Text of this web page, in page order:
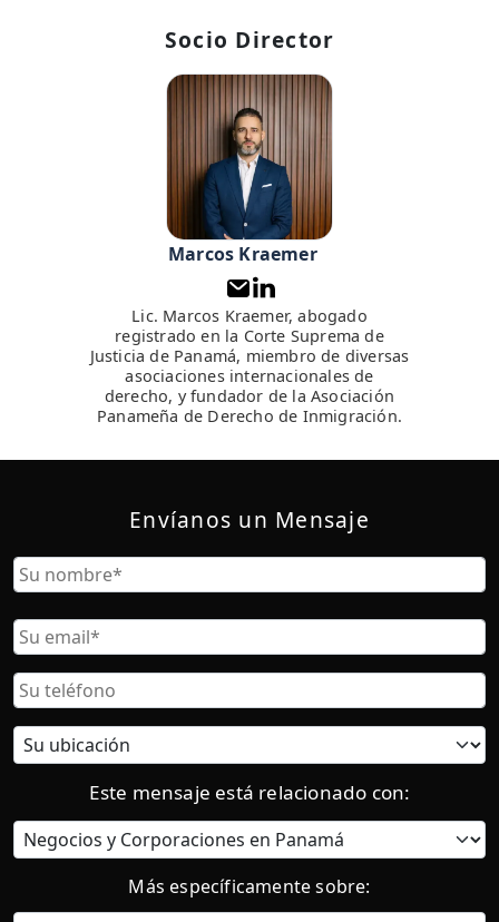
Socio Director
Marcos Kraemer
Lic. Marcos Kraemer, abogado
registrado en la Corte Suprema de
Justicia de Panamá, miembro de diversas
asociaciones internacionales de
derecho, y fundador de la Asociación
Panameña de Derecho de Inmigración.
Envíanos un Mensaje
Nombre
Correo
Electrónico
Teléfono
Ubicación
actual:
Este mensaje está relacionado con:
Categoría
Más específicamente sobre: